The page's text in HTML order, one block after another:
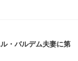
・バルデム夫妻に第